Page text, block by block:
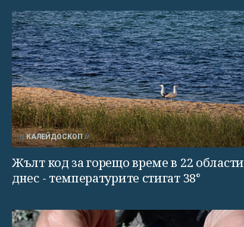
КАЛЕЙДОСКОП
Жълт код за горещо време в 22 области
днес - температурите стигат 38°